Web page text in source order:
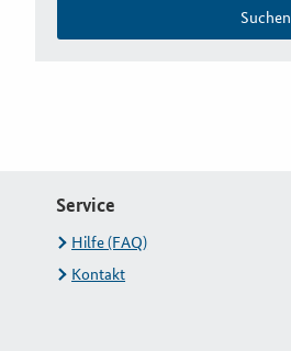
Suchen
Service
Hilfe (FAQ)
Kontakt